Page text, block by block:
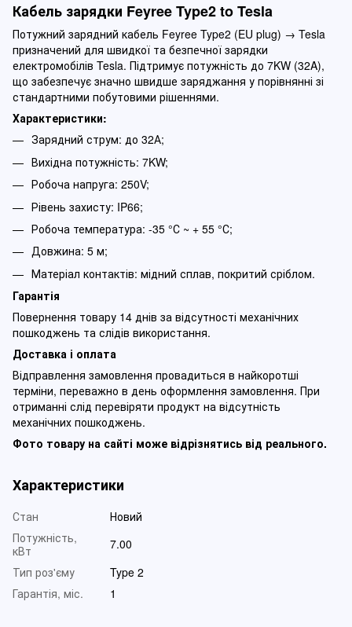
Кабель зарядки Feyree Type2 to Tesla
Потужний зарядний кабель Feyree Type2 (EU plug) → Tesla
призначений для швидкої та безпечної зарядки
електромобілів Tesla. Підтримує потужність до 7KW (32A),
що забезпечує значно швидше заряджання у порівнянні зі
стандартними побутовими рішеннями.
Характеристики:
Зарядний струм: до 32А;
Вихідна потужність: 7KW;
Робоча напруга: 250V;
Рівень захисту: IP66;
Робоча температура: -35 °С ~ + 55 °С;
Довжина: 5 м;
Матеріал контактів: мідний сплав, покритий сріблом.
Гарантія
Повернення товару 14 днів за відсутності механічних
пошкоджень та слідів використання.
Доставка і оплата
Відправлення замовлення провадиться в найкоротші
терміни, переважно в день оформлення замовлення. При
отриманні слід перевіряти продукт на відсутність
механічних пошкоджень.
Фото товару на сайті може відрізнятись від реального.
Характеристики
Стан
Новий
Потужність,
кВт
7.00
Тип роз'єму
Type 2
Гарантія, міс.
1